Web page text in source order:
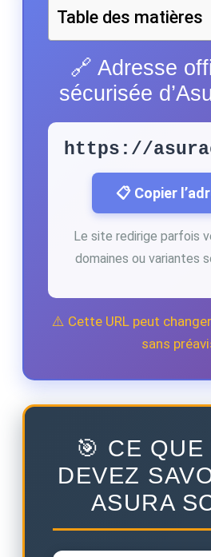
Table des matières
🔗 Adresse
sécurisée
https://
📋 Copier
Le site redirige parfois
domaines ou variantes
⚠️ Cette URL peut
sans
🎯 CE QUE
DEVEZ
ASURA